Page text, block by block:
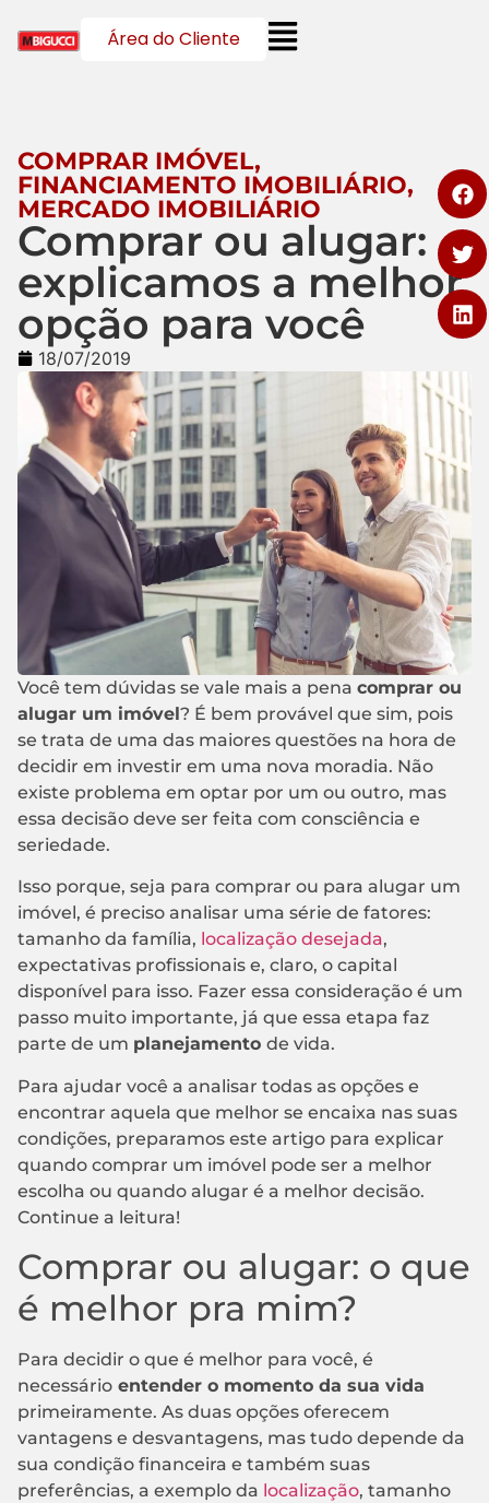
Área do Cliente
COMPRAR IMÓVEL,
FINANCIAMENTO IMOBILIÁRIO,
MERCADO IMOBILIÁRIO
Comprar ou alugar:
explicamos a melhor
opção para você
18/07/2019
Você tem dúvidas se vale mais a pena comprar ou
alugar um imóvel? É bem provável que sim, pois
se trata de uma das maiores questões na hora de
decidir em investir em uma nova moradia. Não
existe problema em optar por um ou outro, mas
essa decisão deve ser feita com consciência e
seriedade.
Isso porque, seja para comprar ou para alugar um
imóvel, é preciso analisar uma série de fatores:
tamanho da família, localização desejada,
expectativas profissionais e, claro, o capital
disponível para isso. Fazer essa consideração é um
passo muito importante, já que essa etapa faz
parte de um planejamento de vida.
Para ajudar você a analisar todas as opções e
encontrar aquela que melhor se encaixa nas suas
condições, preparamos este artigo para explicar
quando comprar um imóvel pode ser a melhor
escolha ou quando alugar é a melhor decisão.
Continue a leitura!
Comprar ou alugar: o que
é melhor pra mim?
Para decidir o que é melhor para você, é
necessário entender o momento da sua vida
primeiramente. As duas opções oferecem
vantagens e desvantagens, mas tudo depende da
sua condição financeira e também suas
preferências, a exemplo da localização, tamanho